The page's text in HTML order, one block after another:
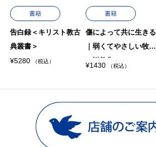
書籍
告白録＜キリスト教古
典叢書＞
¥5280 （税込）
書籍
傷によって共に生きる
｜弱くてやさしい牧師
の説教集
¥1430 （税込）